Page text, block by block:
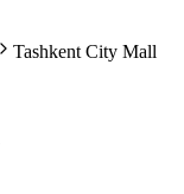
Tashkent City Mall